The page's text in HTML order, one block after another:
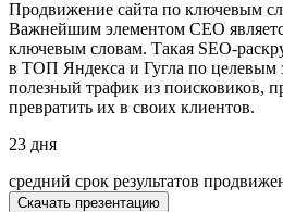
Продвижение сайта по ключевым
Важнейшим элементом СЕО
ключевым словам. Такая SEO-
в ТОП Яндекса и Гугла по целевым
полезный трафик из поисковиков,
превратить их в своих клиентов.
23 дня
средний срок результатов
Скачать презентацию